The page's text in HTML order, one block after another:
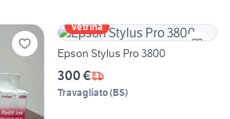
Vetrina
Epson Stylus Pro 3800
300 €
Travagliato(BS)